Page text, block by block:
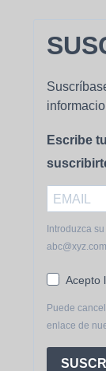
Escribe
Introduzca
abc@xyz.com
Acepto
Puede
enlace de